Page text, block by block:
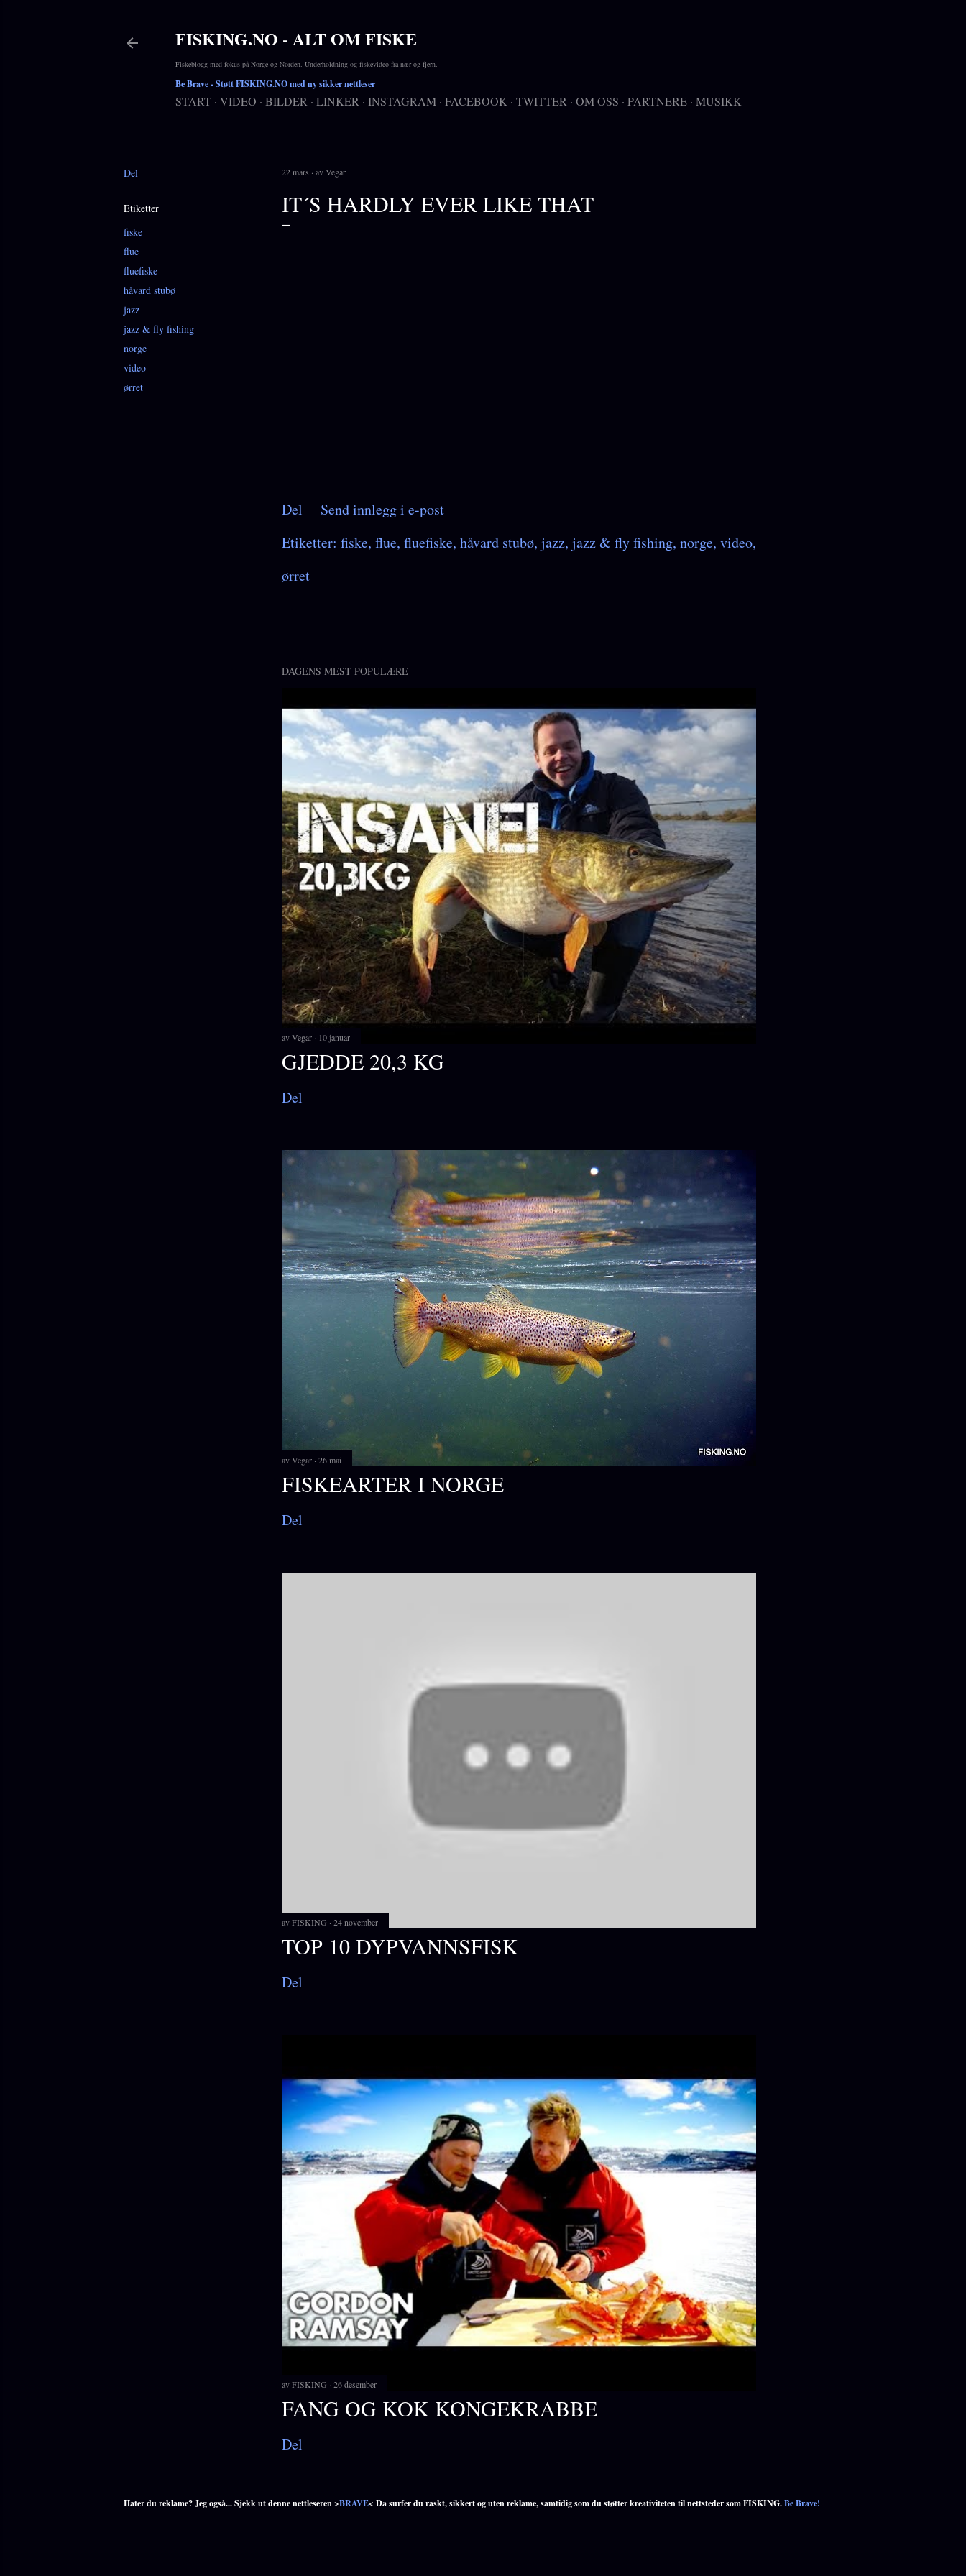
FISKING.NO - ALT OM FISKE
Fiskeblogg med fokus på Norge og Norden. Underholdning og fiskevideo fra nær og fjern.
Be Brave- Støtt FISKING.NO med ny sikker nettleser
START VIDEO BILDER LINKER INSTAGRAM FACEBOOK TWITTER OM OSS PARTNERE MUSIKK
Del
Etiketter
fiske
flue
fluefiske
håvard stubø
jazz
jazz & fly fishing
norge
video
ørret
22 mars avVegar
IT´S HARDLY EVER LIKE THAT
Del
Send innlegg i e-post
Etiketter: fiske flue fluefiske håvard stubø jazz jazz & fly fishing norge video
ørret
DAGENS MEST POPULÆRE
avVegar 10 januar
GJEDDE 20,3 KG
Del
avVegar 26 mai
FISKEARTER I NORGE
Del
avFISKING 24 november
TOP 10 DYPVANNSFISK
Del
avFISKING 26 desember
FANG OG KOK KONGEKRABBE
Del
Hater du reklame? Jeg også... Sjekk ut denne nettleseren >BRAVE< Da surfer du raskt, sikkert og uten reklame, samtidig som du støtter kreativiteten til nettsteder som FISKING.Be Brave!